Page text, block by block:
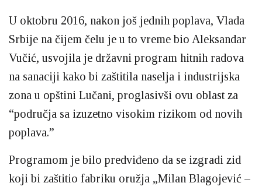
U oktobru 2016, nakon još jednih poplava, Vlada
Srbije na čijem čelu je u to vreme bio Aleksandar
Vučić, usvojila je državni program hitnih radova
na sanaciji kako bi zaštitila naselja i industrijska
zona u opštini Lučani, proglasivši ovu oblast za
“područja sa izuzetno visokim rizikom od novih
poplava.”
Programom je bilo predviđeno da se izgradi zid
koji bi zaštitio fabriku oružja „Milan Blagojević –